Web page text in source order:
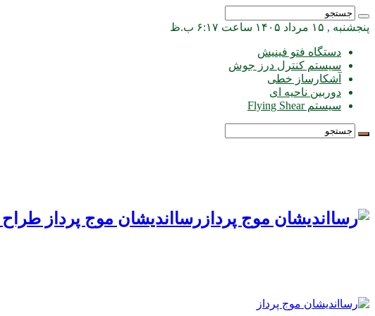
پنجشنبه , ۱۵ مرداد ۱۴۰۵ ساعت ۶:۱۷ ب.ظ
دستگاه فتو فینیش
سیستم کنترل درز جوش
آشکارساز خطی
دوربین ناحیه ای
سیستم Flying Shear
رسااندیشان موج پرداز